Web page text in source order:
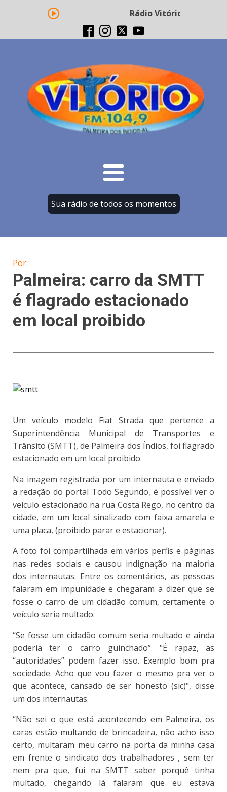
Rádio Vitório FM -
Sua rádio de todos os momentos
Por:
Palmeira: carro da SMTT
é flagrado estacionado
em local proibido
Um veículo modelo Fiat Strada que pertence a
Superintendência Municipal de Transportes e
Trânsito (SMTT), de Palmeira dos Índios, foi flagrado
estacionado em um local proibido.
Na imagem registrada por um internauta e enviado
a redação do portal Todo Segundo, é possível ver o
veículo estacionado na rua Costa Rego, no centro da
cidade, em um local sinalizado com faixa amarela e
uma placa, (proibido parar e estacionar).
A foto foi compartilhada em vários perfis e páginas
nas redes sociais e causou indignação na maioria
dos internautas. Entre os comentários, as pessoas
falaram em impunidade e chegaram a dizer que se
fosse o carro de um cidadão comum, certamente o
veículo seria multado.
“Se fosse um cidadão comum seria multado e ainda
poderia ter o carro guinchado”. "É rapaz, as
“autoridades” podem fazer isso. Exemplo bom pra
sociedade. Acho que vou fazer o mesmo pra ver o
que acontece, cansado de ser honesto (sic)", disse
um dos internautas.
“Não sei o que está acontecendo em Palmeira, os
caras estão multando de brincadeira, não acho isso
certo, multaram meu carro na porta da minha casa
em frente o sindicato dos trabalhadores , sem ter
nem pra que, fui na SMTT saber porquê tinha
multado, chegando lá falaram que eu estava